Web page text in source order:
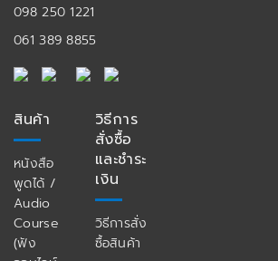
098 250 1221
061 389 8855
สินค้า
หนังสือ
พูดได้ /
Audio
Course
(ฟัง
วิธีการ
สั่งซื้อ
และชำระ
เงิน
วิธีการสั่ง
ซื้อสินค้า